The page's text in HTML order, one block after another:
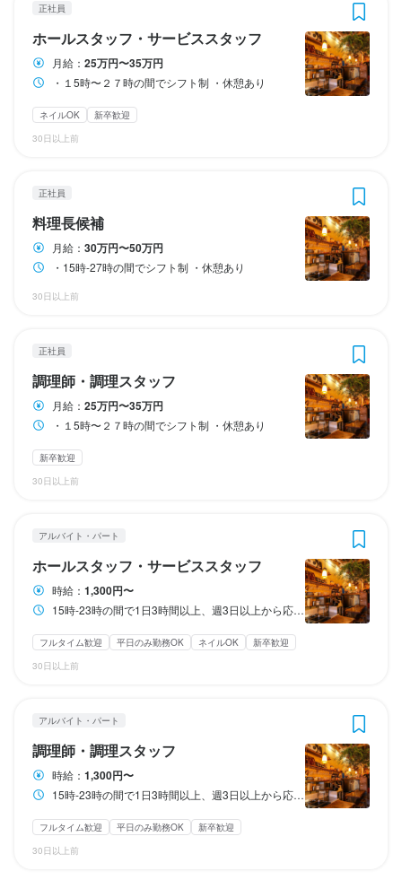
企業情報
正社員
ホールスタッフ・サービススタッフ
月給： 25万円〜35万円
・１5時〜２７時の間でシフト制 ・休憩あり
ネイルOK
新卒歓迎
30日以上前
正社員
料理長候補
月給： 30万円〜50万円
・15時-27時の間でシフト制 ・休憩あり
30日以上前
正社員
調理師・調理スタッフ
月給： 25万円〜35万円
・１5時〜２７時の間でシフト制 ・休憩あり
新卒歓迎
30日以上前
アルバイト・パート
ホールスタッフ・サービススタッフ
時給： 1,300円〜
15時-23時の間で1日3時間以上、週3日以上から応相談
フルタイム歓迎 平日のみ勤務OK ネイルOK
新卒歓迎
30日以上前
アルバイト・パート
調理師・調理スタッフ
時給： 1,300円〜
15時-23時の間で1日3時間以上、週3日以上から応相談
フルタイム歓迎 平日のみ勤務OK
新卒歓迎
30日以上前
勤務時間
・14時-27時の間でシフト制
・休憩あり
終電考慮あり
休日・休暇
・シフト制(月４〜６日）
※今回の募集での増員で月６〜８日休みを予定しています。
年末年始休暇あり 特別休暇あり
まかない・食事補助あり 社会保険完備 髪型自由
服装自由
ひげOK
特徴
仕事内容
【調理スタッフ】
開店前の仕込み、料理の調理、盛り付け、洗い場などの調理業務
全般をお任せします。
また、小さいお店ですので、慣れてきたら、ご案内、オーダー受
将来的には、料理長候補として、仕入れ、食材管理、メニュー開
発、他の調理スタッフへの指導・育成などの業務もお任せしま
す。
この仕事のおすすめポイント
・１5時〜２７時の間でシフト制
・休憩あり
終電考慮あり シフト制
休日・休暇
年末年始休暇あり
待遇
特徴
未経験者歓迎 独立希望者歓迎 新卒歓迎 第二新卒歓迎
フリーター歓迎
【ホールスタッフ】
ご案内、オーダー受付、ドリンク作成、配膳、接客、会計、テー
ブルの片付けなどのホール業務全般をお任せします。
将来的には、売上・コストの数値管理、シフト管理、他のスタッ
フへの指導・育成などの業務もお任せします。
【独立希望者歓迎】
店舗運営のノウハウ、仕入れ業者の紹介など、将来の独立に向け
必要なことはすべて教えます。
身に付くスキル
ワインの知識
・15時-27時の間でシフト制
・休憩あり
終電考慮あり シフト制
休日・休暇
年末年始休暇あり
待遇
特徴
第二新卒歓迎 フリーター歓迎
仕事内容
開店前の仕込み、料理の調理、盛り付け、洗い場などの調理業務
全般をお任せします。
また、小さいお店なので、ご案内、オーダー受付、ドリンク作
成、接客、会計などのホール業務もお任せすることになります。
将来的には、料理長候補として、仕入れ、食材管理、メニュー開
発、他の調理スタッフへの指導・育成などの業務もお任せしま
身に付くスキル
包丁さばき ワインの知識
肉の知識
出店開業ノウハウ
店舗運営 メニュー開発 仕入れ・食材の目利き
応募資格
勤務時間
・１5時〜２７時の間でシフト制
・休憩あり
終電考慮あり
休日・休暇
シフト制（月４〜６日）
※今回の募集での増員で月６〜８日休みを予定しています。
年末年始休暇あり 特別休暇あり
まかない・食事補助あり 社会保険完備 髪型自由
服装自由
ひげOK
特徴
仕事内容
【調理スタッフ】
開店前の仕込み、料理の調理、盛り付け、洗い場などの調理業務
全般をお任せします。
小さいお店なので、慣れてきたら、ご案内、オーダー受付、ドリ
将来的には、料理長候補として、仕入れ、食材管理、メニュー開
発、他の調理スタッフへの指導・育成などの業務もお任せしま
す。
身に付くスキル
包丁さばき
給与補足
・22時以降は時給25％アップ
勤務時間
週4日以上OK
休日・休暇
待遇
・契約期間の定めなし
まかない・食事補助あり
ひげOK
ネイルOK
新卒歓迎
フリーター歓迎
大学生歓迎
主婦・主夫歓迎 女性活躍中 ブランクOK
小さなお店(20席未満)
即日勤務OK
仕事内容
ブルの片付けなどのホール業務全般をお任せします。
将来的には、売上・コストの数値管理、シフト管理、他のスタッ
フへの指導・育成などの業務もお任せします。
この仕事のおすすめポイント
給与補足
・22時以降は時給25％アップ
勤務時間
週4日以上OK
休日・休暇
※シフト提出は２週間毎
待遇
・契約期間の定めなし
・社会保険完備（厚生年金、雇用保険、健康保険、労災保険）
まかない・食事補助あり
髪型自由
服装自由
特徴
未経験者歓迎 独立希望者歓迎 新卒歓迎 第二新卒歓迎
フリーター歓迎
大学生歓迎
主婦・主夫歓迎 小さなお店(20席未満) 即日勤務OK
仕事内容
全般をお任せします。
また小さいお店なので、慣れてきたら、ご案内、オーダー受付、
ドリンク作成、配膳、接客、会計などもお任せしていきます。
将来的には、仕入れ、食材管理、メニュー開発、他の調理スタッ
フへの指導・育成などの業務もお任せします。